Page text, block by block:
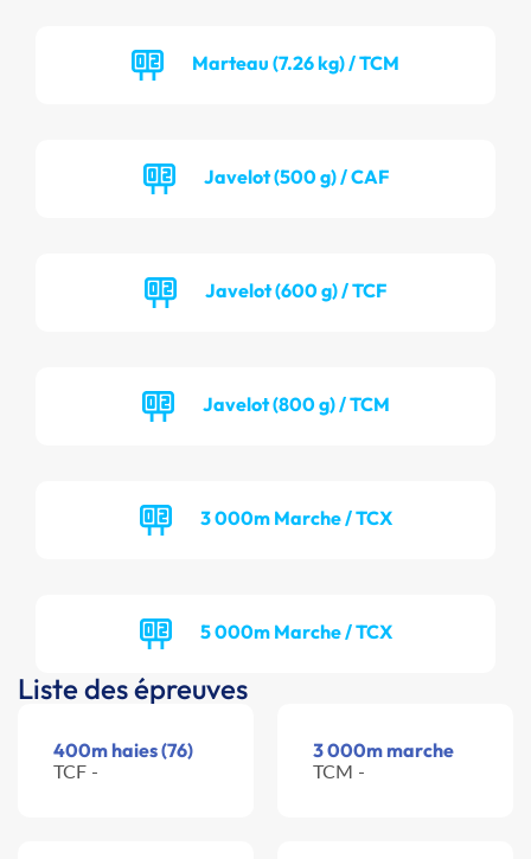
Marteau (7.26 kg) / TCM
Javelot (500 g) / CAF
Javelot (600 g) / TCF
Javelot (800 g) / TCM
3 000m Marche / TCX
5 000m Marche / TCX
Liste des épreuves
400m haies (76)
TCF -
3 000m marche
TCM -